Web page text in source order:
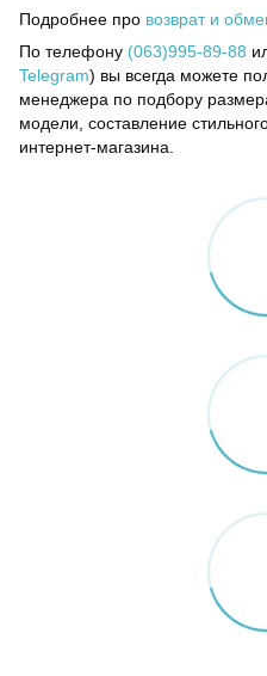
Подробнее про возврат и
По телефону (063)995-89-88
Telegram) вы всегда можете
менеджера по подбору
модели, составление
интернет-магазина.